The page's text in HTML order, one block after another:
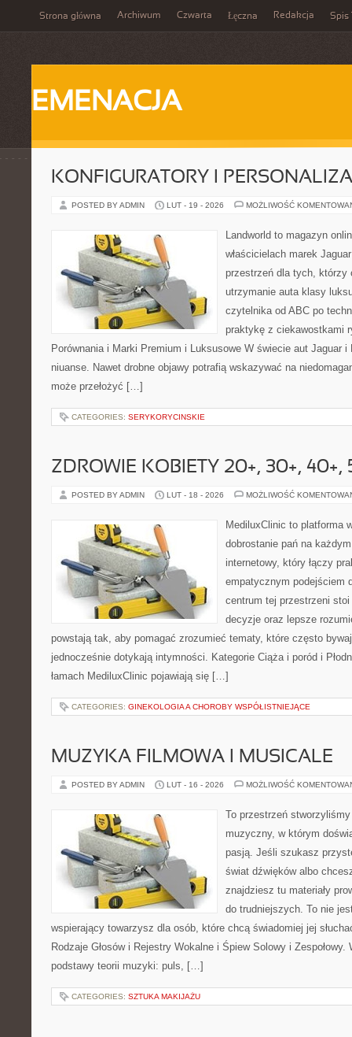
Strona główna Archiwum Czwarta Łęczna Redakcja Spis
EMENACJA
KONFIGURATORY I
POSTED BY ADMIN LUT - 19 - 2026 MOŻLIWOŚĆ
Landworld to magazyn
właścicielach marek
przestrzeń dla tych, którzy
utrzymanie auta klasy
czytelnika od ABC po
praktykę z ciekawostkami
Porównania i Marki Premium i Luksusowe W świecie aut Jaguar i
niuanse. Nawet drobne objawy potrafią wskazywać na
może przełożyć […]
CATEGORIES: SERYKORYCINSKIE
ZDROWIE KOBIETY 20+, 30+, 40+,
POSTED BY ADMIN LUT - 18 - 2026 MOŻLIWOŚĆ
MediluxClinic to platforma
dobrostanie pań na
internetowy, który łączy
empatycznym podejściem
centrum tej przestrzeni
decyzje oraz lepsze
powstają tak, aby pomagać zrozumieć tematy, które często
jednocześnie dotykają intymności. Kategorie Ciąża i poród i
łamach MediluxClinic pojawiają się […]
CATEGORIES: GINEKOLOGIA A CHOROBY WSPÓŁISTNIEJĄCE
MUZYKA FILMOWA I MUSICALE
POSTED BY ADMIN LUT - 16 - 2026 MOŻLIWOŚĆ
To przestrzeń
muzyczny, w którym
pasją. Jeśli szukasz
świat dźwięków albo
znajdziesz tu materiały
do trudniejszych. To nie
wspierający towarzysz dla osób, które chcą świadomiej jej
Rodzaje Głosów i Rejestry Wokalne i Śpiew Solowy i
podstawy teorii muzyki: puls, […]
CATEGORIES: SZTUKA MAKIJAŻU